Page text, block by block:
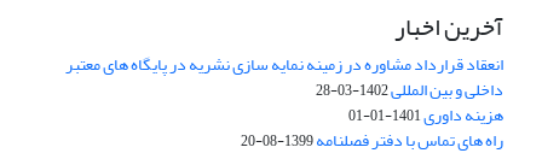
آخرین اخبار
انعقاد قرارداد مشاوره در زمینه نمایه سازی نشریه در پایگاه های معتبر
داخلی و بین المللی1402-03-28
هزینه داوری1401-01-01
راه های تماس با دفتر فصلنامه1399-08-20